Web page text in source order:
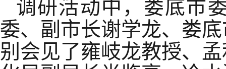
调研活动中，娄底市
委、 副市长谢学龙、 娄
别会见了雍岐龙教授、